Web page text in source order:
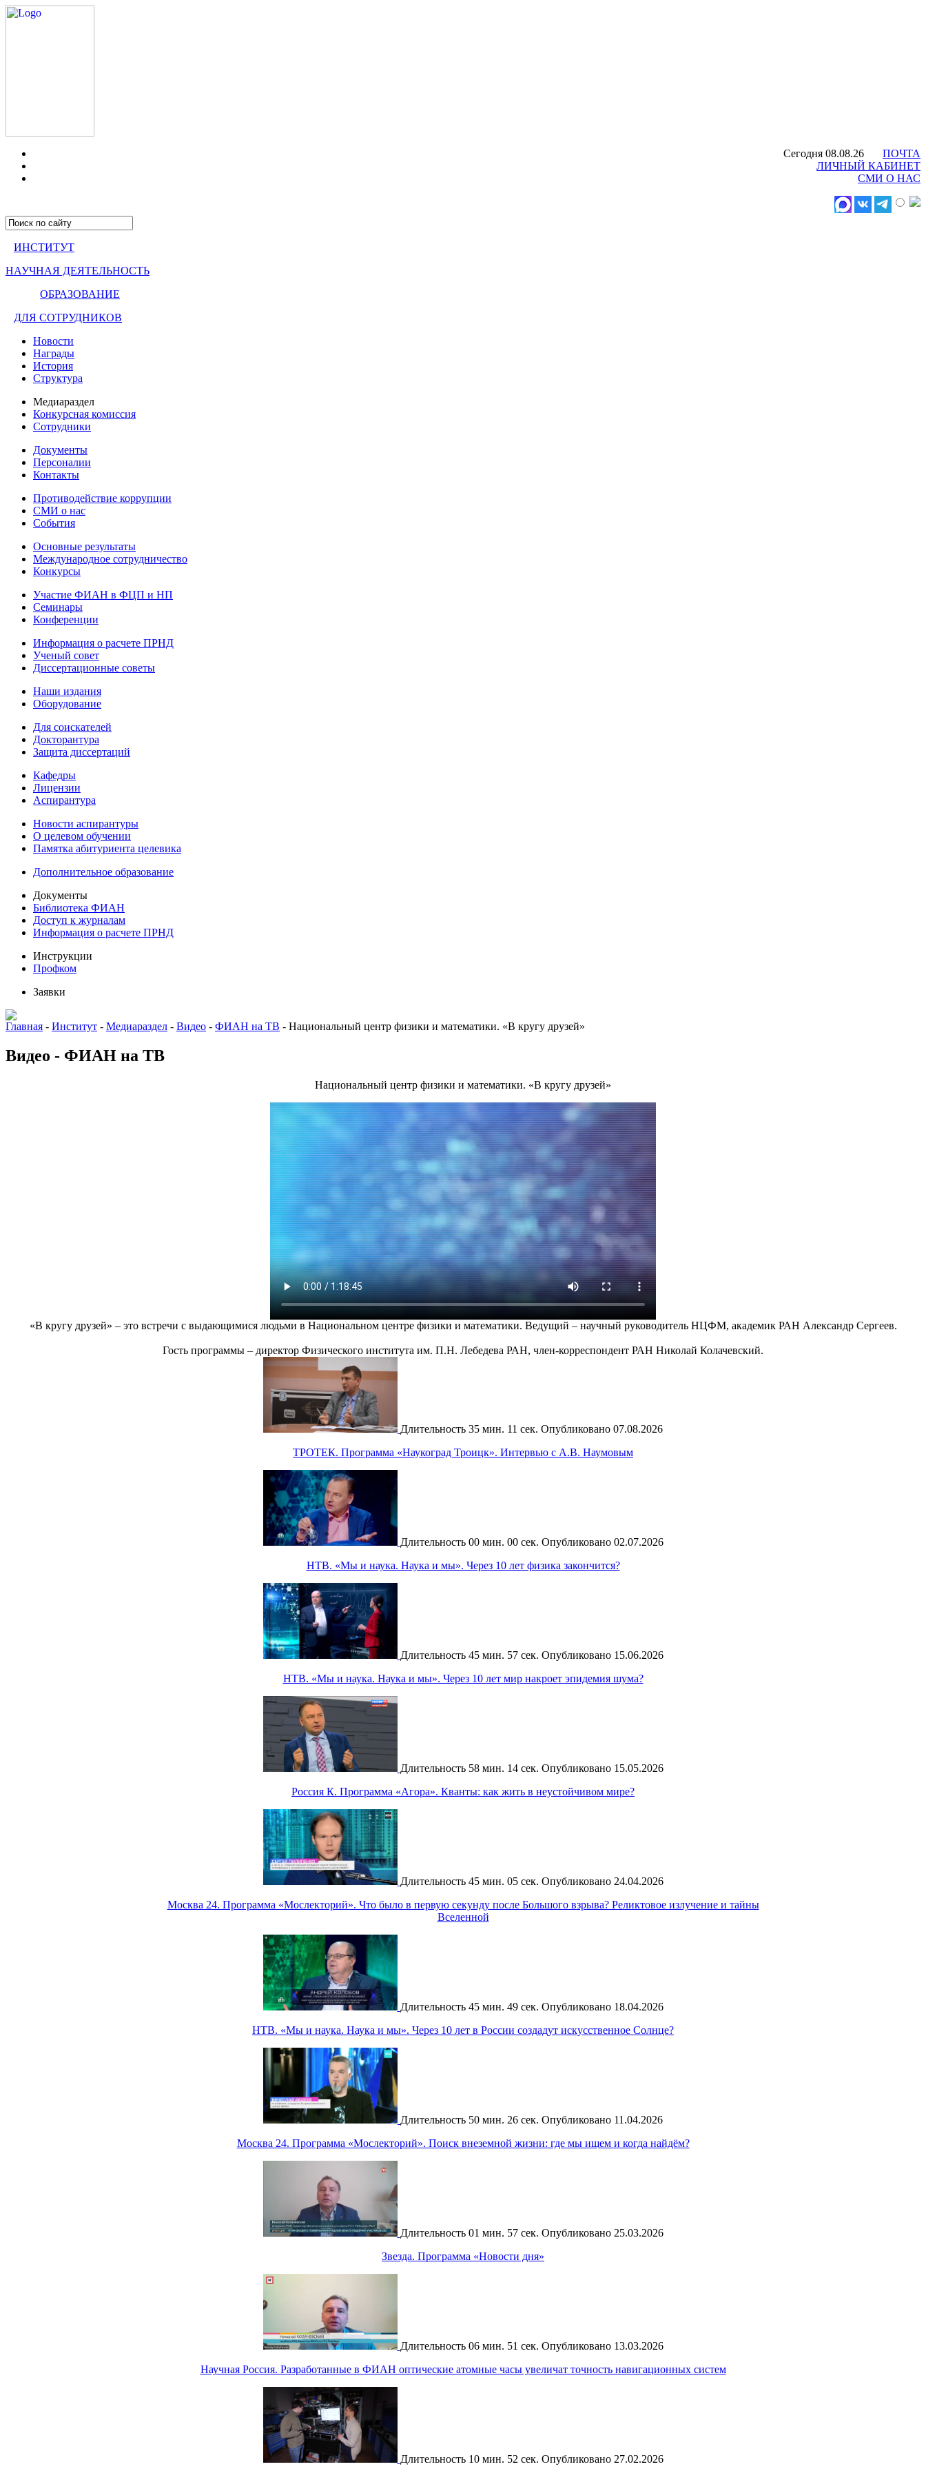
Сегодня 08.08.26
ПОЧТА
ЛИЧНЫЙ КАБИНЕТ
СМИ О НАС
ИНСТИТУТ
НАУЧНАЯ ДЕЯТЕЛЬНОСТЬ
ОБРАЗОВАНИЕ
ДЛЯ СОТРУДНИКОВ
Новости
Награды
История
Структура
Медиараздел
Конкурсная комиссия
Сотрудники
Документы
Персоналии
Контакты
Противодействие коррупции
СМИ о нас
События
Основные результаты
Международное сотрудничество
Конкурсы
Участие ФИАН в ФЦП и НП
Семинары
Конференции
Информация о расчете ПРНД
Ученый совет
Диссертационные советы
Наши издания
Оборудование
Для соискателей
Докторантура
Защита диссертаций
Кафедры
Лицензии
Аспирантура
Новости аспирантуры
О целевом обучении
Памятка абитуриента целевика
Дополнительное образование
Документы
Библиотека ФИАН
Доступ к журналам
Информация о расчете ПРНД
Инструкции
Профком
Заявки
Главная - Институт - Медиараздел - Видео - ФИАН на ТВ - Национальный центр физики и математики. «В кругу друзей»
Видео - ФИАН на ТВ
Национальный центр физики и математики. «В кругу друзей»
«В кругу друзей» – это встречи с выдающимися людьми в Национальном центре физики и математики. Ведущий – научный руководитель НЦФМ, академик РАН Александр Сергеев.
Гость программы – директор Физического института им. П.Н. Лебедева РАН, член-корреспондент РАН Николай Колачевский.
Длительность 35 мин. 11 сек. Опубликовано 07.08.2026
ТРОТЕК. Программа «Наукоград Троицк». Интервью с А.В. Наумовым
Длительность 00 мин. 00 сек. Опубликовано 02.07.2026
НТВ. «Мы и наука. Наука и мы». Через 10 лет физика закончится?
Длительность 45 мин. 57 сек. Опубликовано 15.06.2026
НТВ. «Мы и наука. Наука и мы». Через 10 лет мир накроет эпидемия шума?
Длительность 58 мин. 14 сек. Опубликовано 15.05.2026
Россия К. Программа «Агора». Кванты: как жить в неустойчивом мире?
Длительность 45 мин. 05 сек. Опубликовано 24.04.2026
Москва 24. Программа «Мослекторий». Что было в первую секунду после Большого взрыва? Реликтовое излучение и тайны
Вселенной
Длительность 45 мин. 49 сек. Опубликовано 18.04.2026
НТВ. «Мы и наука. Наука и мы». Через 10 лет в России создадут искусственное Солнце?
Длительность 50 мин. 26 сек. Опубликовано 11.04.2026
Москва 24. Программа «Мослекторий». Поиск внеземной жизни: где мы ищем и когда найдём?
Длительность 01 мин. 57 сек. Опубликовано 25.03.2026
Звезда. Программа «Новости дня»
Длительность 06 мин. 51 сек. Опубликовано 13.03.2026
Научная Россия. Разработанные в ФИАН оптические атомные часы увеличат точность навигационных систем
Длительность 10 мин. 52 сек. Опубликовано 27.02.2026